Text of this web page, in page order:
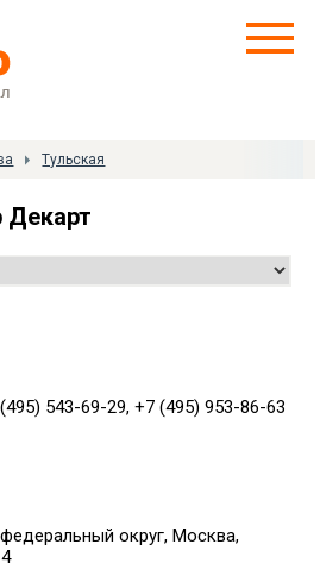
Тульская
Декарт
543-69-29, +7 (495) 953-86-63
округ, Москва,